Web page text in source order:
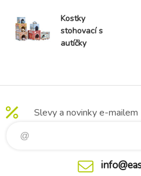
Kostky
stohovací s
autíčky
Slevy a novinky e-mailem